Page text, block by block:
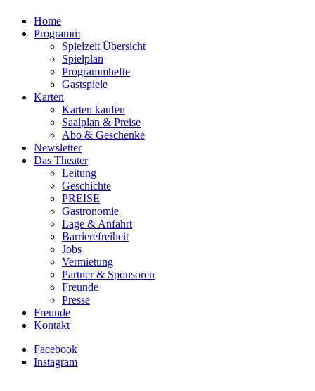
Home
Programm
Spielzeit Übersicht
Spielplan
Programmhefte
Gastspiele
Karten
Karten kaufen
Saalplan & Preise
Abo & Geschenke
Newsletter
Das Theater
Leitung
Geschichte
PREISE
Gastronomie
Lage & Anfahrt
Barrierefreiheit
Jobs
Vermietung
Partner & Sponsoren
Freunde
Presse
Freunde
Kontakt
Facebook
Instagram